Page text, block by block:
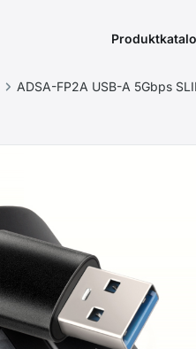
ADSA-FP2A USB-A 5Gbps